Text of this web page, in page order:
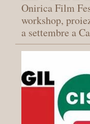
Onirica Film
workshop,
a settembre a